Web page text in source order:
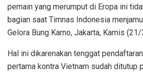
pemain yang merumput di Eropa ini
bagian saat Timnas Indonesia
Gelora Bung Karno, Jakarta, Kamis (21/
Hal ini dikarenakan tenggat
pertama kontra Vietnam sudah ditutup